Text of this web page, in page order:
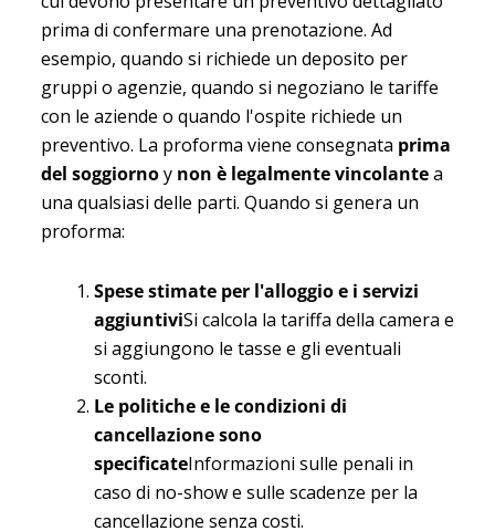
prima di confermare una prenotazione. Ad
esempio, quando si richiede un deposito per
gruppi o agenzie, quando si negoziano le tariffe
con le aziende o quando l'ospite richiede un
preventivo. La proforma viene consegnata prima
del soggiornoy non è legalmente vincolantea
una qualsiasi delle parti. Quando si genera un
proforma:
Spese stimate per l'alloggio e i servizi
aggiuntiviSi calcola la tariffa della camera e
si aggiungono le tasse e gli eventuali
sconti.
Le politiche e le condizioni di
cancellazione sono
specificateInformazioni sulle penali in
caso di no-show e sulle scadenze per la
cancellazione senza costi.